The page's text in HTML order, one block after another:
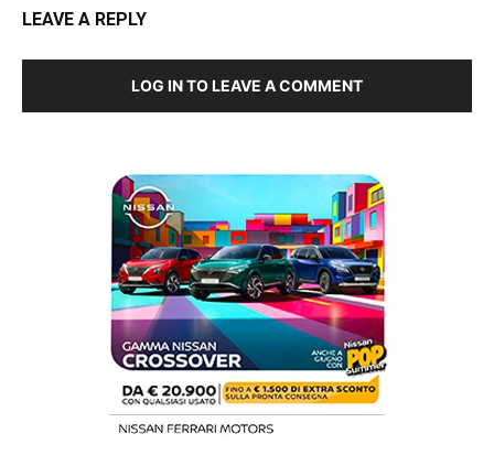
LEAVE A REPLY
LOG IN TO LEAVE A COMMENT